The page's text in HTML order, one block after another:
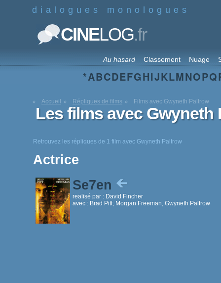
dialogues monologues
CINELOG.fr
Au hasard Classement Nuage
*ABCDEFGHIJKLMNOPQ
Accueil Répliques de films Films avec Gwyneth Paltrow
Les films avec Gwyneth
Retrouvez les répliques de 1 film avec Gwyneth Paltrow
Actrice
Se7en
realisé par : David Fincher
avec : Brad Pitt, Morgan Freeman, Gwyneth Paltrow